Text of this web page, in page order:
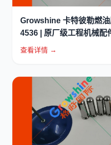
Growshine 卡特彼勒燃
4536 | 原厂级工程机械配
查看详情 →